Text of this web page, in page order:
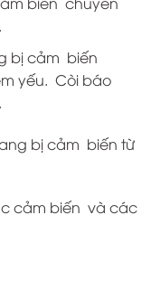
bị cảm biến
yếu. Còi báo
bị cảm biến từ
cảm biến và các